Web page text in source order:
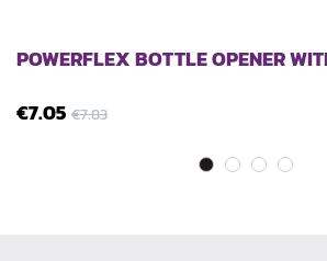
POWERFLEX BOTTLE OPENER
€7.05 €7.83